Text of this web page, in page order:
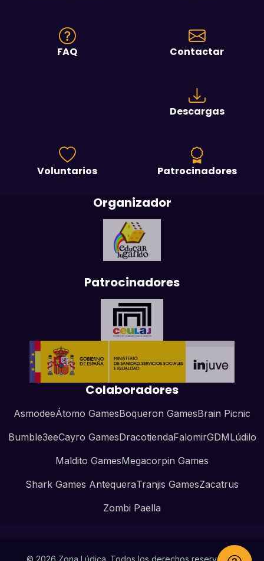
FAQ Contactar
Descargas
Voluntarios Patrocinadores
Organizador
Patrocinadores
Colaboradores
AsmodeeÁtomo GamesBoqueron GamesBrain Picnic
Bumble3eeCayro GamesDracotiendaFalomirGDMLúdilo
Maldito GamesMegacorpin Games
Shark Games AntequeraTranjis GamesZacatrus
Zombi Paella